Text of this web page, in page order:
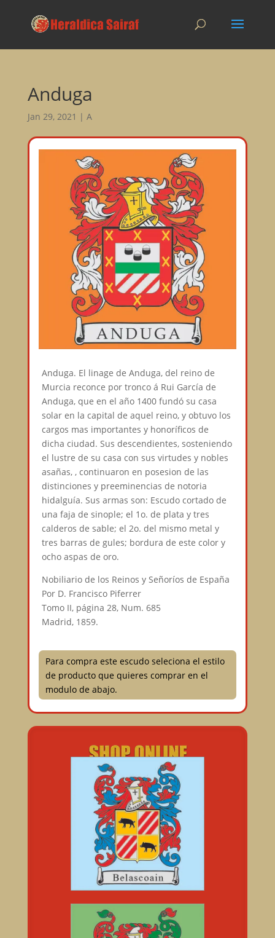
Anduga
Jan 29, 2021 | A
Anduga. El linage de Anduga, del reino de
Murcia reconce por tronco á Rui García de
Anduga, que en el año 1400 fundó su casa
solar en la capital de aquel reino, y obtuvo los
cargos mas importantes y honoríficos de
dicha ciudad. Sus descendientes, sosteniendo
el lustre de su casa con sus virtudes y nobles
asañas, , continuaron en posesion de las
distinciones y preeminencias de notoria
hidalguía. Sus armas son: Escudo cortado de
una faja de sinople; el 1o. de plata y tres
calderos de sable; el 2o. del mismo metal y
tres barras de gules; bordura de este color y
ocho aspas de oro.
Nobiliario de los Reinos y Señoríos de España
Por D. Francisco Piferrer
Tomo II, página 28, Num. 685
Madrid, 1859.
Para compra este escudo seleciona el estilo
de producto que quieres comprar en el
modulo de abajo.